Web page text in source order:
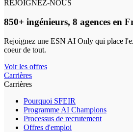
REJOIGNEZ-NOUS
850+ ingénieurs, 8 agences en
Rejoignez une ESN AI Only qui place
coeur de tout.
Voir les offres
Carrières
Carrières
Pourquoi SFEIR
Programme AI Champions
Processus de recrutement
Offres d'emploi